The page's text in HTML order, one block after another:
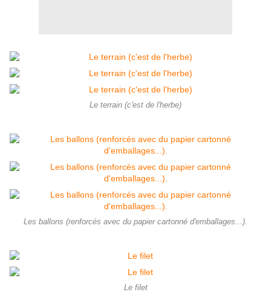
Le terrain (c'est de l'herbe)
Les ballons (renforcés avec du papier cartonné d'emballages...).
Le filet